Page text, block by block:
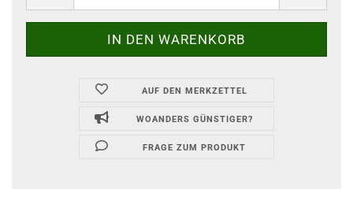
AUF DEN MERKZETTEL
WOANDERS GÜNSTIGER?
FRAGE ZUM PRODUKT